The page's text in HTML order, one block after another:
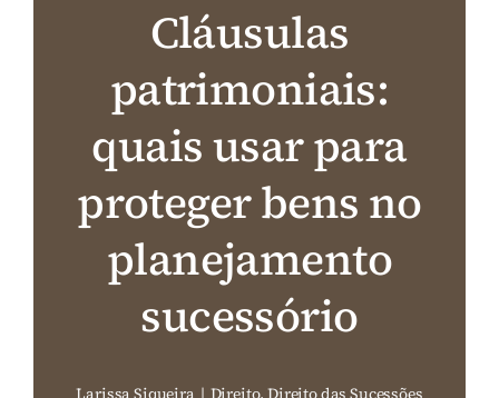
Nossos Profissionais
Áreas de Atuação
Cláusulas
patrimoniais:
quais usar para
proteger bens no
planejamento
sucessório
Larissa Siqueira | Direito,Direito das Sucessões